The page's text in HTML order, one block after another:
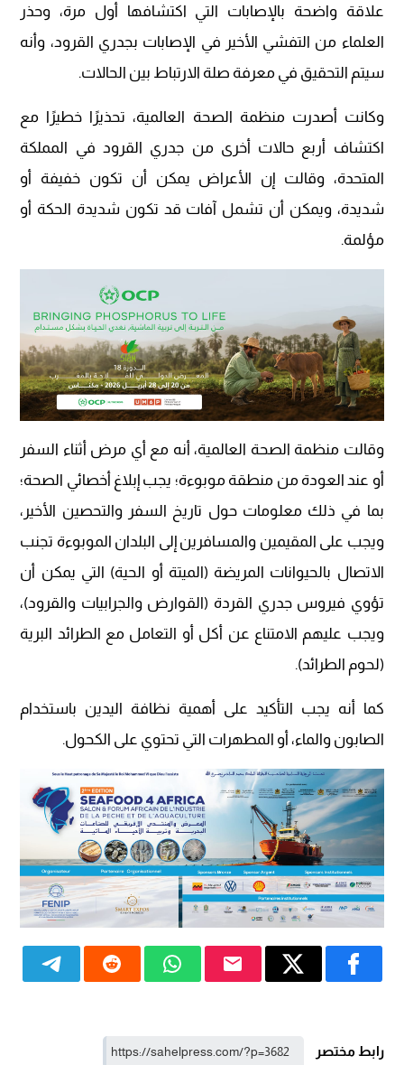
علاقة واضحة بالإصابات التي اكتشافها أول مرة، وحذر
العلماء من التفشي الأخير في الإصابات بجدري القرود، وأنه
سيتم التحقيق في معرفة صلة الارتباط بين الحالات.
وكانت أصدرت منظمة الصحة العالمية، تحذيرًا خطيرًا مع
اكتشاف أربع حالات أخرى من جدري القرود في المملكة
المتحدة، وقالت إن الأعراض يمكن أن تكون خفيفة أو
شديدة، ويمكن أن تشمل آفات قد تكون شديدة الحكة أو
مؤلمة.
وقالت منظمة الصحة العالمية، أنه مع أي مرض أثناء السفر
أو عند العودة من منطقة موبوءة؛ يجب إبلاغ أخصائي الصحة؛
بما في ذلك معلومات حول تاريخ السفر والتحصين الأخير،
ويجب على المقيمين والمسافرين إلى البلدان الموبوءة تجنب
الاتصال بالحيوانات المريضة (الميتة أو الحية) التي يمكن أن
تؤوي فيروس جدري القردة (القوارض والجرابيات والقرود)،
ويجب عليهم الامتناع عن أكل أو التعامل مع الطرائد البرية
(لحوم الطرائد).
كما أنه يجب التأكيد على أهمية نظافة اليدين باستخدام
الصابون والماء، أو المطهرات التي تحتوي على الكحول.
رابط مختصر